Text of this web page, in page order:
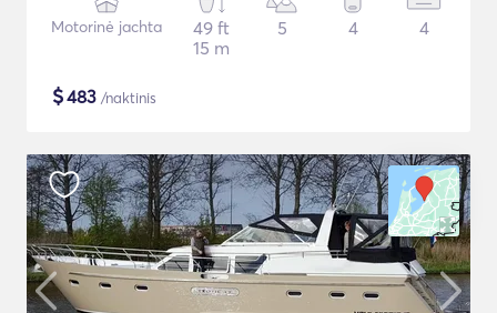
Motorinė jachta
49 ft
15 m
5 4 4
$483 /naktinis